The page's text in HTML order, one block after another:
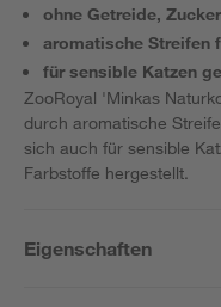
ohne Getreide,
aromatische Streifen
für sensible Katzen
ZooRoyal 'Minkas
durch aromatische
sich auch für sensible
Farbstoffe hergestellt.
Eigenschaften